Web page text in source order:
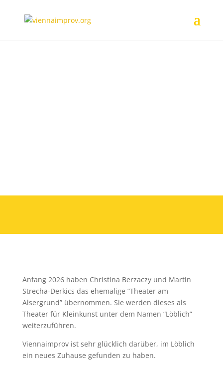
Anfang 2026 haben Christina Berzaczy und Martin
Strecha-Derkics das ehemalige “Theater am
Alsergrund” übernommen. Sie werden dieses als
Theater für Kleinkunst unter dem Namen “Löblich”
weiterzuführen.
Viennaimprov ist sehr glücklich darüber, im Löblich
ein neues Zuhause gefunden zu haben.